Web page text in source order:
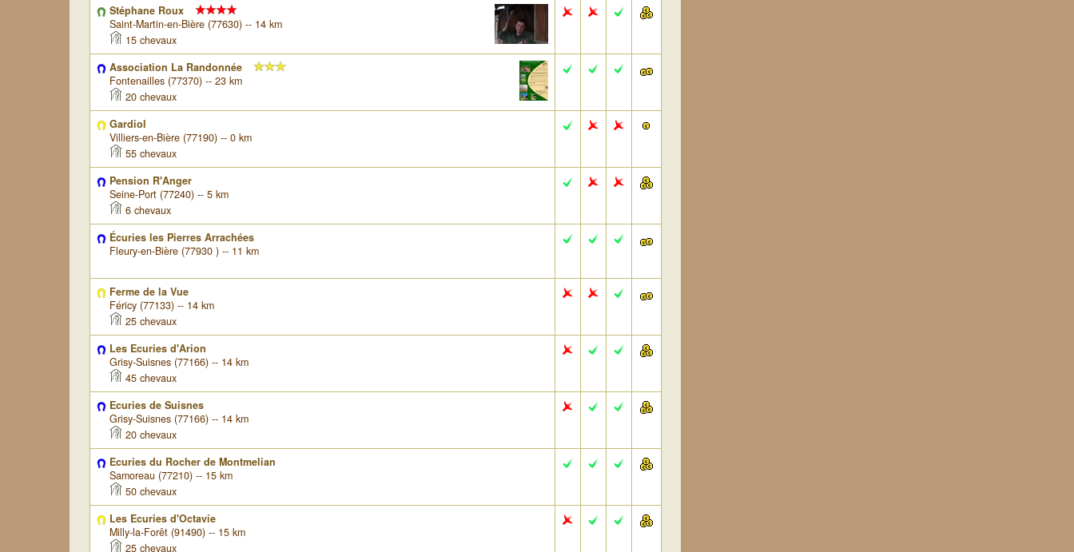
Stéphane Roux
Saint-Martin-en-Bière (77630) -- 14 km
15 chevaux
Association La Randonnée
Fontenailles (77370) -- 23 km
20 chevaux
Gardiol
Villiers-en-Bière (77190) -- 0 km
55 chevaux
Pension R'Anger
Seine-Port (77240) -- 5 km
6 chevaux
Écuries les Pierres Arrachées
Fleury-en-Bière (77930 ) -- 11 km
Ferme de la Vue
Féricy (77133) -- 14 km
25 chevaux
Les Ecuries d'Arion
Grisy-Suisnes (77166) -- 14 km
45 chevaux
Ecuries de Suisnes
Grisy-Suisnes (77166) -- 14 km
20 chevaux
Ecuries du Rocher de Montmelian
Samoreau (77210) -- 15 km
50 chevaux
Les Ecuries d'Octavie
Milly-la-Forêt (91490) -- 15 km
25 chevaux